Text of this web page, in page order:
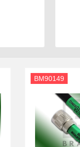
BM90149